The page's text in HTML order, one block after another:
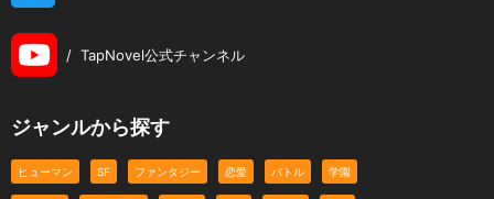
/ TapNovel公式チャンネル
ジャンルから探す
ヒューマン SF ファンタジー 恋愛 バトル 学園